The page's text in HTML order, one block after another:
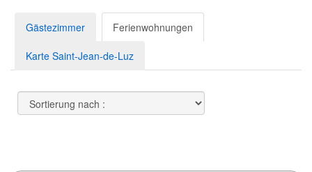
Gästezimmer Ferienwohnungen
Karte Saint-Jean-de-Luz